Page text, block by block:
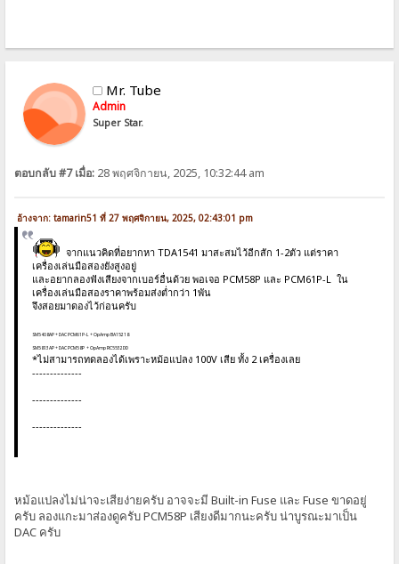
Mr. Tube
Admin
Super Star.
ตอบกลับ #7 เมื่อ: 28 พฤศจิกายน, 2025, 10:32:44 am
อ้างจาก: tamarin51 ที่ 27 พฤศจิกายน, 2025, 02:43:01 pm
จากแนวคิดที่อยากหา TDA1541 มาสะสมไว้อีกสัก 1-2ตัว แต่ราคา
เครื่องเล่นมือสองยังสูงอยู่
และอยากลองฟังเสียงจากเบอร์อื่นด้วย พอเจอ PCM58P และ PCM61P-L ใน
เครื่องเล่นมือสองราคาพร้อมส่งต่ำกว่า 1พัน
จึงสอยมาดองไว้ก่อนครับ
SM5408AP + DAC PCM61P-L + OpAmp BA15218
SM5813AP + DAC PCM58P + OpAmp RC5532DD
*ไม่สามารถทดลองได้เพราะหม้อแปลง 100V เสีย ทั้ง 2 เครื่องเลย
--------------
--------------
--------------
หม้อแปลงไม่น่าจะเสียง่ายครับ อาจจะมี Built-in Fuse และ Fuse ขาดอยู่
ครับ ลองแกะมาส่องดูครับ PCM58P เสียงดีมากนะครับ น่าบูรณะมาเป็น
DAC ครับ